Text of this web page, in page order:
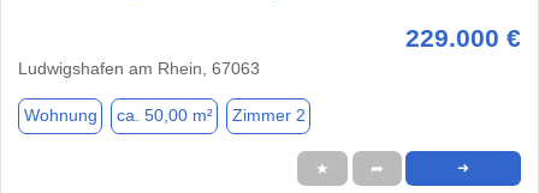
229.000 €
Ludwigshafen am Rhein, 67063
Wohnung ca. 50,00 m² Zimmer 2
★ ➦ ➜